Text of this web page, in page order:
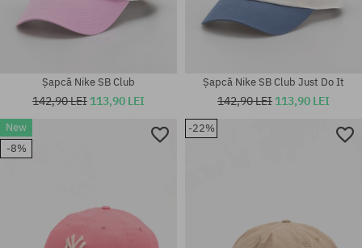
mărime universală
Șapcă Nike SB Club
142,90 LEI 113,90 LEI
Șapcă Nike SB Club Just Do It
142,90 LEI 113,90 LEI
New
-8%
-22%